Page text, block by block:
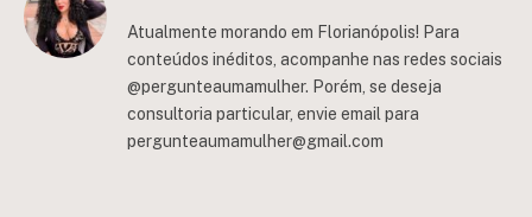
Atualmente morando em Florianópolis! Para
conteúdos inéditos, acompanhe nas redes sociais
@pergunteaumamulher. Porém, se deseja
consultoria particular, envie email para
pergunteaumamulher@gmail.com